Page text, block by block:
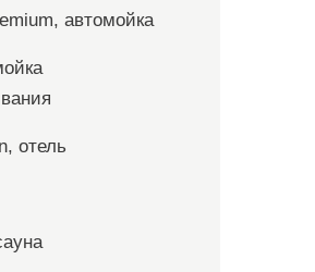
автомойка
отель